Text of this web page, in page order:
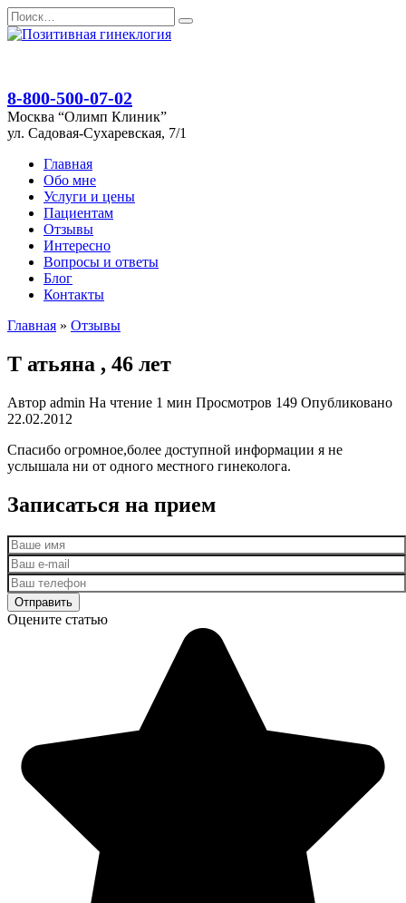
Перейти
к
Search
for:
8-800-500-07-02
Москва “Олимп Клиник”
ул. Садовая-Сухаревская, 7/1
Главная
Обо мне
Услуги и цены
Пациентам
Отзывы
Интересно
Вопросы и ответы
Блог
Контакты
Главная » Отзывы
Т атьяна , 46 лет
Автор admin На чтение 1 мин Просмотров 149 Опубликовано
22.02.2012
Спасибо огромное,более доступной информации я не
услышала ни от одного местного гинеколога.
Записаться на прием
Оцените статью